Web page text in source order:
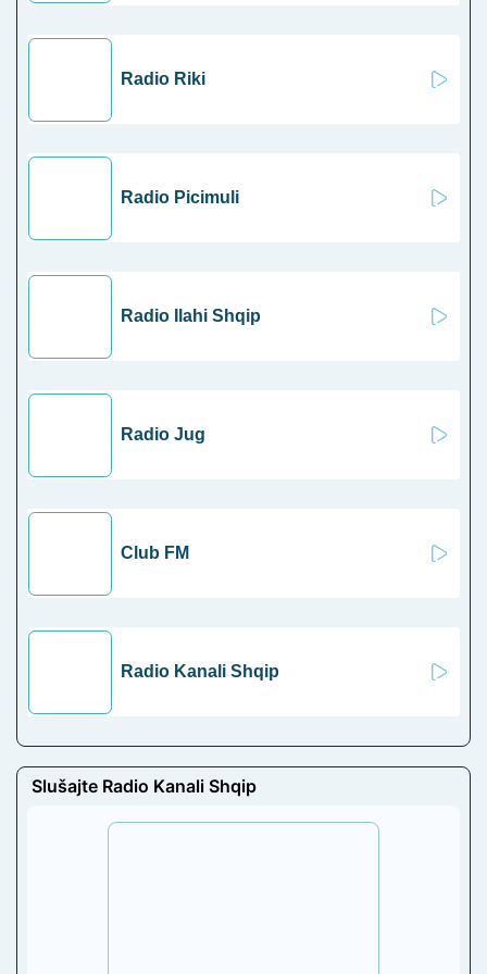
Radio Riki
Radio Picimuli
Radio Ilahi Shqip
Radio Jug
Club FM
Radio Kanali Shqip
Slušajte Radio Kanali Shqip